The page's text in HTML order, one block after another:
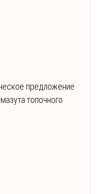
предложение
топочного